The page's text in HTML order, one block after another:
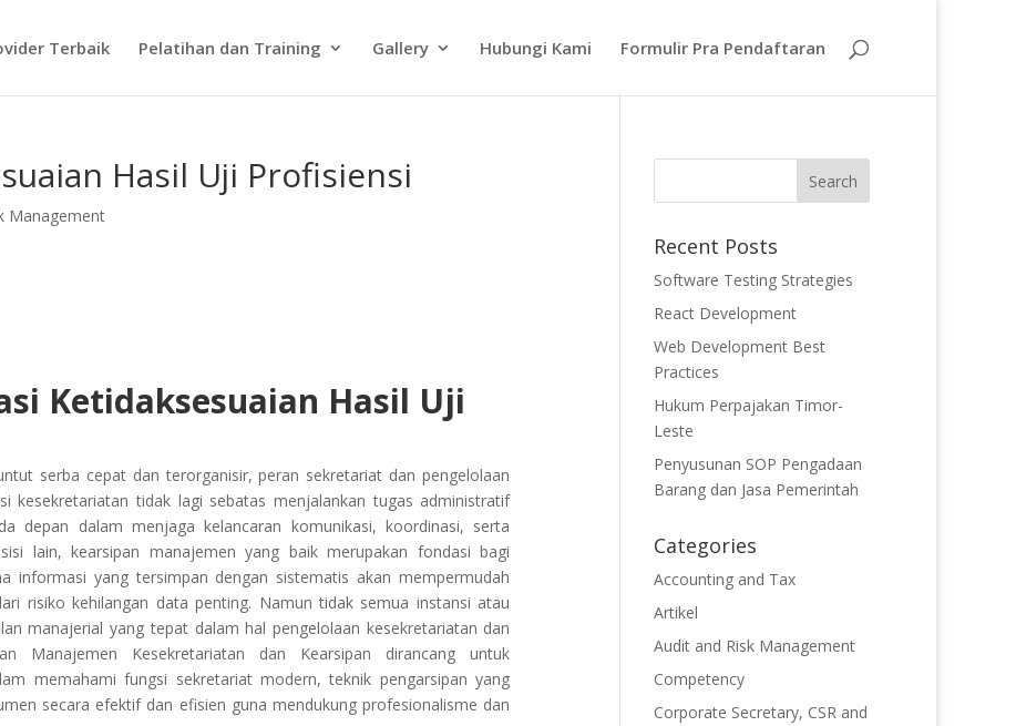
Terbaik Pelatihan dan Training Gallery Hubungi Kami Formulir Pra Pendaftaran
Hasil Uji Profisiensi
Management
Ketidaksesuaian Hasil Uji
serba cepat dan terorganisir, peran sekretariat dan pengelolaan
kesekretariatan tidak lagi sebatas menjalankan tugas administratif
depan dalam menjaga kelancaran komunikasi, koordinasi, serta
lain, kearsipan manajemen yang baik merupakan fondasi bagi
informasi yang tersimpan dengan sistematis akan mempermudah
risiko kehilangan data penting. Namun tidak semua instansi atau
manajerial yang tepat dalam hal pengelolaan kesekretariatan dan
Manajemen Kesekretariatan dan Kearsipan dirancang untuk
memahami fungsi sekretariat modern, teknik pengarsipan yang
secara efektif dan efisien guna mendukung profesionalisme dan
Recent Posts
Software Testing Strategies
React Development
Web Development Best
Practices
Hukum Perpajakan Timor-
Leste
Penyusunan SOP Pengadaan
Barang dan Jasa Pemerintah
Categories
Accounting and Tax
Artikel
Audit and Risk Management
Competency
Corporate Secretary, CSR and